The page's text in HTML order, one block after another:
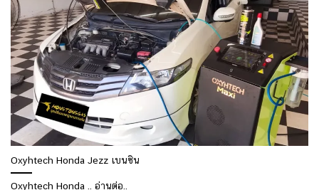
Oxyhtech Honda Jezz เบนซิน
Oxyhtech Honda .. อ่านต่อ..